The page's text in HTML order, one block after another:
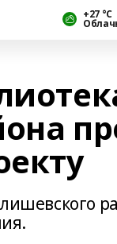
+27 °С